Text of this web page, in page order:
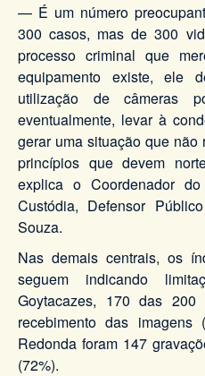
— É um número
300 casos, mas de 300
processo criminal que
equipamento existe, ele
utilização de câmeras
eventualmente, levar à
gerar uma situação que
princípios que devem
explica o Coordenador
Custódia, Defensor
Souza.
Nas demais centrais, os
seguem indicando
Goytacazes, 170 das 200
recebimento das imagens
Redonda foram 147
(72%).